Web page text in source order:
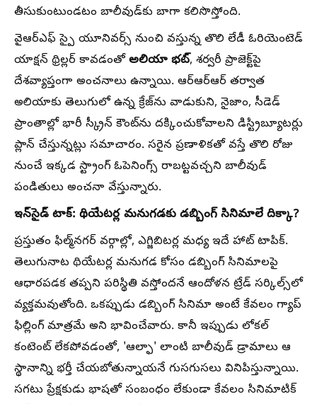
తీసుకుంటుండటం బాలీవుడ్‌కు బాగా కలిసొస్తోంది.
వైఆర్ఎఫ్ స్పై యూనివర్స్ నుంచి వస్తున్న తొలి లేడీ ఓరియెంటెడ్
యాక్షన్ థ్రిల్లర్ కావడంతో అలియా భట్, శర్వరీ ప్రాజెక్ట్‌పై
దేశవ్యాప్తంగా అంచనాలు ఉన్నాయి. ఆర్ఆర్ఆర్ తర్వాత
అలియాకు తెలుగులో ఉన్న క్రేజ్‌ను వాడుకుని, నైజాం, సీడెడ్
ప్రాంతాల్లో భారీ స్క్రీన్ కౌంట్‌ను దక్కించుకోవాలని డిస్ట్రిబ్యూటర్లు
ప్లాన్ చేస్తున్నట్లు సమాచారం. సరైన ప్రణాళికతో వస్తే తొలి రోజు
నుంచే ఇక్కడ స్ట్రాంగ్ ఓపెనింగ్స్ రాబట్టవచ్చని బాలీవుడ్
పండితులు అంచనా వేస్తున్నారు.
ఇన్‌సైడ్ టాక్: థియేటర్ల మనుగడకు డబ్బింగ్ సినిమాలే దిక్కా?
ప్రస్తుతం ఫిల్మ్‌నగర్ వర్గాల్లో, ఎగ్జిబిటర్ల మధ్య ఇదే హాట్ టాపిక్.
తెలుగునాట థియేటర్ల మనుగడ కోసం డబ్బింగ్ సినిమాలపై
ఆధారపడక తప్పని పరిస్థితి వస్తోందనే ఆందోళన ట్రేడ్ సర్కిల్స్‌లో
వ్యక్తమవుతోంది. ఒకప్పుడు డబ్బింగ్ సినిమా అంటే కేవలం గ్యాప్
ఫిల్లింగ్ మాత్రమే అని భావించేవారు. కానీ ఇప్పుడు లోకల్
కంటెంట్ లేకపోవడంతో, 'ఆల్ఫా' లాంటి బాలీవుడ్ డ్రామాలు ఆ
స్థానాన్ని భర్తీ చేయబోతున్నాయనే గుసగుసలు వినిపిస్తున్నాయి.
సగటు ప్రేక్షకుడు భాషతో సంబంధం లేకుండా కేవలం సినిమాటిక్